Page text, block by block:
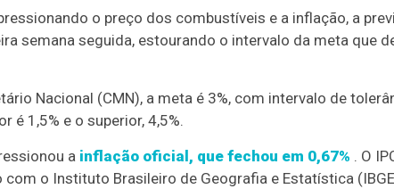
o preço dos combustíveis e a inflação, a
semana seguida, estourando o intervalo da meta que
Nacional (CMN), a meta é 3%, com intervalo de
é 1,5% e o superior, 4,5%.
a inflação oficial, que fechou em 0,67% . O
o Instituto Brasileiro de Geografia e Estatística